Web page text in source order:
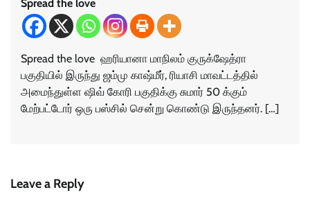
Spread the love
Spread the love ஹரியானா மாநிலம் குருக்ஷேத்ரா
பகுதியில் இருந்து ஜம்மு காஷ்மீர், ரியாசி மாவட்டத்தில்
அமைந்துள்ள ஷிவ் கோரி பகுதிக்கு சுமார் 50 க்கும்
மேற்பட்டோர் ஒரு பஸ்சில் சென்று கொண்டு இருந்தனர். […]
Leave a Reply